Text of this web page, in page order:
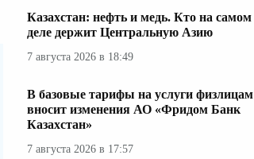
Казахстан: нефть и медь. Кто на самом
деле держит Центральную Азию
7 августа 2026 в 18:49
В базовые тарифы на услуги физлицам
вносит изменения АО «Фридом Банк
Казахстан»
7 августа 2026 в 17:57